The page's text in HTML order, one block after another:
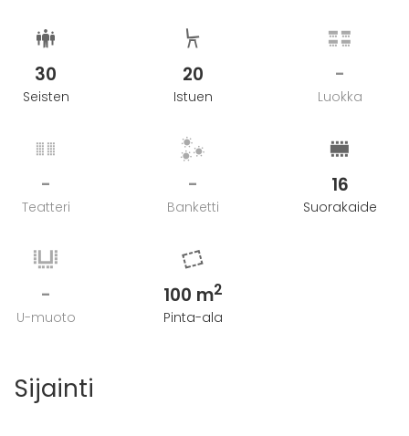
30
Seisten
20
Istuen
-
Luokka
-
Teatteri
-
Banketti
16
Suorakaide
-
U-muoto
100 m2
Pinta-ala
Sijainti